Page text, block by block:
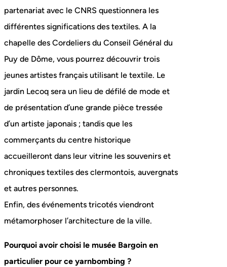
partenariat avec le CNRS questionnera les
différentes significations des textiles. A la
chapelle des Cordeliers du Conseil Général du
Puy de Dôme, vous pourrez découvrir trois
jeunes artistes français utilisant le textile. Le
jardin Lecoq sera un lieu de défilé de mode et
de présentation d’une grande pièce tressée
d’un artiste japonais ; tandis que les
commerçants du centre historique
accueilleront dans leur vitrine les souvenirs et
chroniques textiles des clermontois, auvergnats
et autres personnes.
Enfin, des événements tricotés viendront
métamorphoser l’architecture de la ville.
Pourquoi avoir choisi le musée Bargoin en
particulier pour ce yarnbombing ?